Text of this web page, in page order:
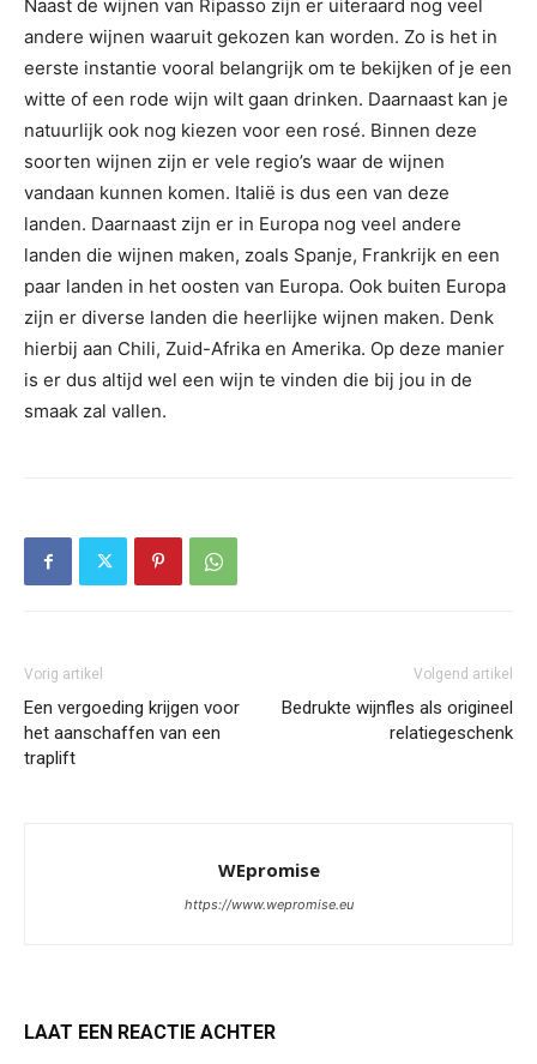
Naast de wijnen van Ripasso zijn er uiteraard nog veel
andere wijnen waaruit gekozen kan worden. Zo is het in
eerste instantie vooral belangrijk om te bekijken of je een
witte of een rode wijn wilt gaan drinken. Daarnaast kan je
natuurlijk ook nog kiezen voor een rosé. Binnen deze
soorten wijnen zijn er vele regio’s waar de wijnen
vandaan kunnen komen. Italië is dus een van deze
landen. Daarnaast zijn er in Europa nog veel andere
landen die wijnen maken, zoals Spanje, Frankrijk en een
paar landen in het oosten van Europa. Ook buiten Europa
zijn er diverse landen die heerlijke wijnen maken. Denk
hierbij aan Chili, Zuid-Afrika en Amerika. Op deze manier
is er dus altijd wel een wijn te vinden die bij jou in de
smaak zal vallen.
Vorig artikel
Een vergoeding krijgen voor
het aanschaffen van een
traplift
Volgend artikel
Bedrukte wijnfles als origineel
relatiegeschenk
WEpromise
https://www.wepromise.eu
LAAT EEN REACTIE ACHTER